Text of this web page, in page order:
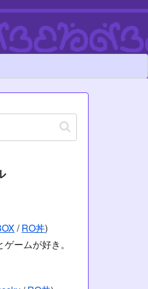
/RO丼)
ームが好き。